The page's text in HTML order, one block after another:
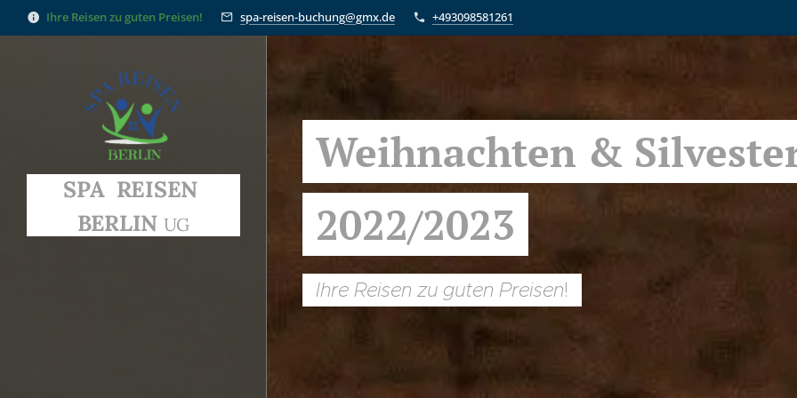
Ihre Reisen zu guten Preisen! spa-reisen-buchung@gmx.de +493098581261
SPA REISEN
BERLIN UG
Weihnachten &
2022/2023
Ihre Reisen zu guten Preisen!